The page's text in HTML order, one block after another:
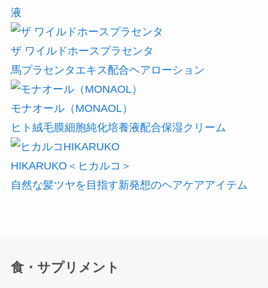
液
ザ ワイルドホースプラセンタ
馬プラセンタエキス配合ヘアローション
モナオール（MONAOL）
ヒト絨毛膜細胞純化培養液配合保湿クリーム
HIKARUKO＜ヒカルコ＞
自然な髪ツヤを目指す新発想のヘアケアアイテム
食・サプリメント